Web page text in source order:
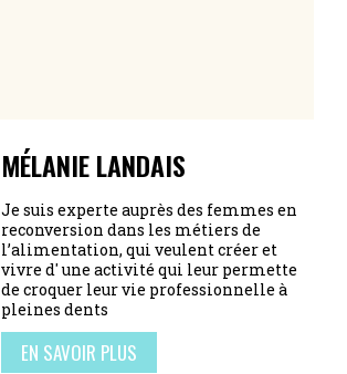
MÉLANIE LANDAIS
Je suis experte auprès des femmes en
reconversion dans les métiers de
l’alimentation, qui veulent créer et
vivre d' une activité qui leur permette
de croquer leur vie professionnelle à
pleines dents
EN SAVOIR PLUS